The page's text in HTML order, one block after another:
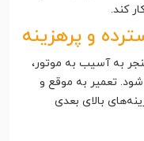
کند.
و پرهزینه
به آسیب به موتور،
تعمیر به موقع و
بالای بعدی